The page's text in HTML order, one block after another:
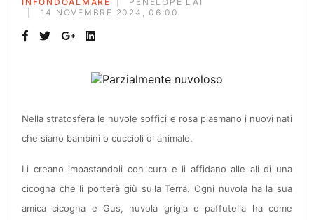
14 NOVEMBRE 2024, 06:00
Nella stratosfera le nuvole soffici e rosa plasmano i nuovi nati
che siano bambini o cuccioli di animale.
Li creano impastandoli con cura e li affidano alle ali di una
cicogna che li porterà giù sulla Terra. Ogni nuvola ha la sua
amica cicogna e Gus, nuvola grigia e paffutella ha come